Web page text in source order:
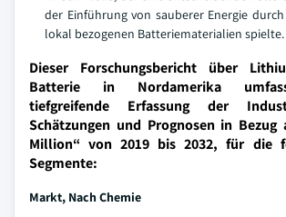
der Einführung von sauberer Energie
lokal bezogenen Batteriematerialien spielte.
Dieser Forschungsbericht über
Batterie in Nordamerika
tiefgreifende Erfassung der
Schätzungen und Prognosen in Bezug
Million“ von 2019 bis 2032, für die
Segmente:
Markt, Nach Chemie